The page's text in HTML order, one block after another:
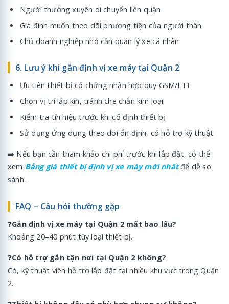
Người thường xuyên di chuyển liên quận
Gia đình muốn theo dõi phương tiện của người thân
Chủ doanh nghiệp nhỏ cần quản lý xe cá nhân
6. Lưu ý khi gắn định vị xe máy tại Quận 2
Ưu tiên thiết bị có chứng nhận hợp quy GSM/LTE
Chọn vị trí lắp kín, tránh che chắn kim loại
Kiểm tra tín hiệu trước khi cố định thiết bị
Sử dụng ứng dụng theo dõi ổn định, có hỗ trợ kỹ thuật
➡️ Nếu bạn cần tham khảo chi phí trước khi lắp đặt, có thể
xem Bảng giá thiết bị định vị xe máy mới nhấtđể dễ so
sánh.
FAQ – Câu hỏi thường gặp
❓Gắn định vị xe máy tại Quận 2 mất bao lâu?
Khoảng 20–40 phút tùy loại thiết bị.
❓Có hỗ trợ gắn tận nơi tại Quận 2 không?
Có, kỹ thuật viên hỗ trợ lắp đặt tại nhiều khu vực trong Quận
2.